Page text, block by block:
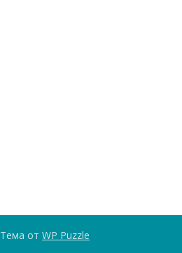
Тема от WP Puzzle